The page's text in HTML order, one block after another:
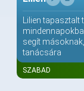
Lilien
segít
tanácsára
SZABAD